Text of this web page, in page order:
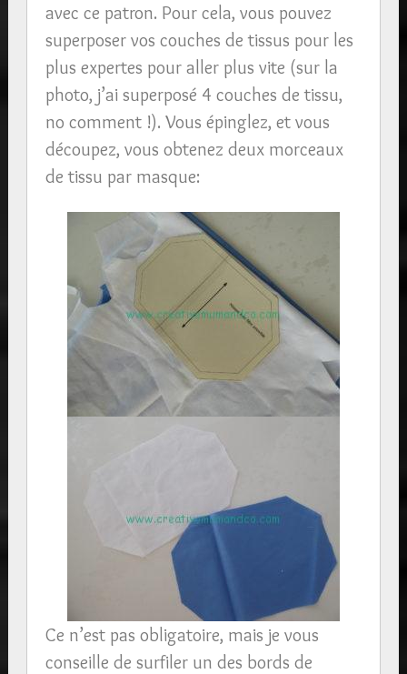
avec ce patron. Pour cela, vous pouvez
superposer vos couches de tissus pour les
plus expertes pour aller plus vite (sur la
photo, j’ai superposé 4 couches de tissu,
no comment !). Vous épinglez, et vous
découpez, vous obtenez deux morceaux
de tissu par masque:
Ce n’est pas obligatoire, mais je vous
conseille de surfiler un des bords de